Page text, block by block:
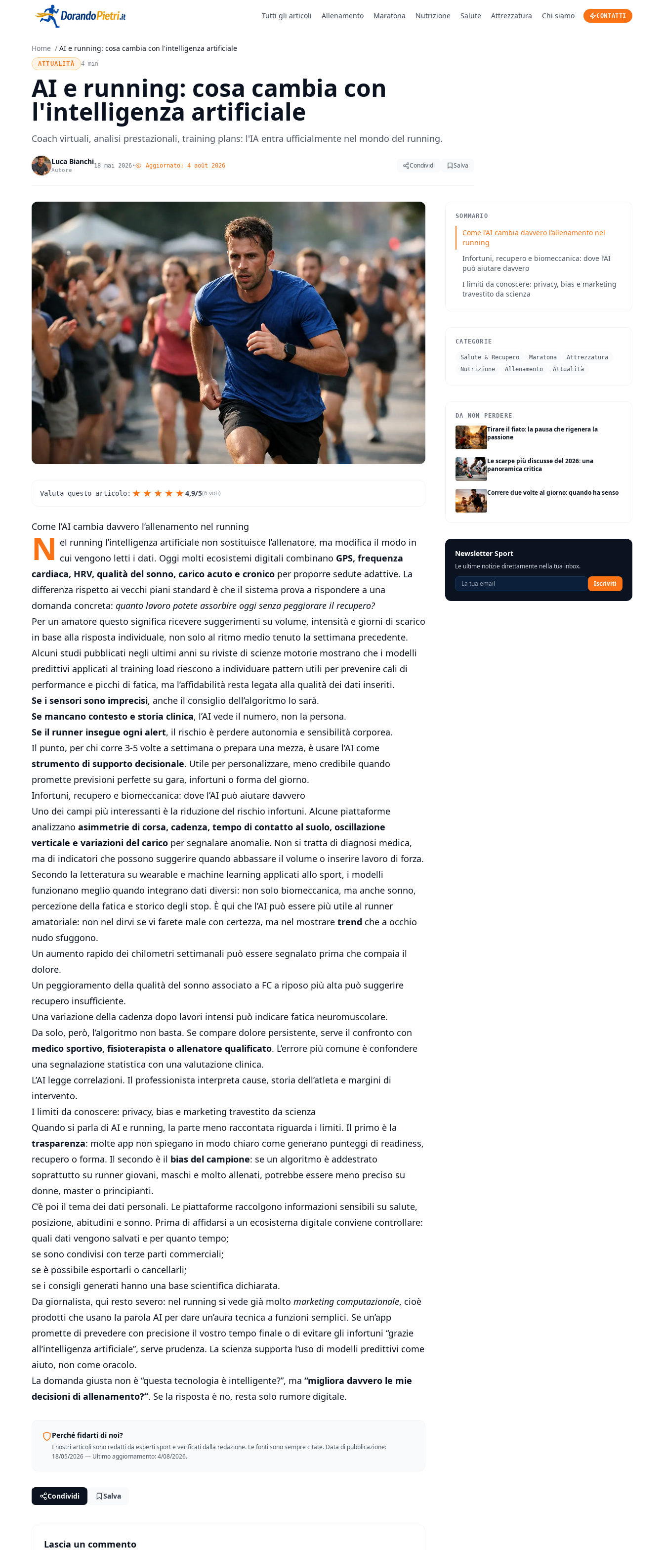
Tutti gli articoli Allenamento Maratona Nutrizione Salute Attrezzatura Chi siamo CONTATTI
Home / AI e running: cosa cambia con l'intelligenza artificiale
ATTUALITÀ 4 min
AI e running: cosa cambia con
l'intelligenza artificiale
Coach virtuali, analisi prestazionali, training plans: l'IA entra ufficialmente nel mondo del running.
Luca Bianchi
Autore
18 mai 2026• Aggiornato: 4 août 2026 Condividi Salva
Valuta questo articolo: ★ ★ ★ ★ ★4,9/5(6 voti)
Come l’AI cambia davvero l’allenamento nel running
N el running l’intelligenza artificiale non sostituisce l’allenatore, ma modifica il modo in
cui vengono letti i dati. Oggi molti ecosistemi digitali combinano GPS, frequenza
cardiaca, HRV, qualità del sonno, carico acuto e cronico per proporre sedute adattive. La
differenza rispetto ai vecchi piani standard è che il sistema prova a rispondere a una
domanda concreta: quanto lavoro potete assorbire oggi senza peggiorare il recupero?
Per un amatore questo significa ricevere suggerimenti su volume, intensità e giorni di scarico
in base alla risposta individuale, non solo al ritmo medio tenuto la settimana precedente.
Alcuni studi pubblicati negli ultimi anni su riviste di scienze motorie mostrano che i modelli
predittivi applicati al training load riescono a individuare pattern utili per prevenire cali di
performance e picchi di fatica, ma l’affidabilità resta legata alla qualità dei dati inseriti.
Se i sensori sono imprecisi, anche il consiglio dell’algoritmo lo sarà.
Se mancano contesto e storia clinica, l’AI vede il numero, non la persona.
Se il runner insegue ogni alert, il rischio è perdere autonomia e sensibilità corporea.
Il punto, per chi corre 3-5 volte a settimana o prepara una mezza, è usare l’AI come
strumento di supporto decisionale. Utile per personalizzare, meno credibile quando
promette previsioni perfette su gara, infortuni o forma del giorno.
Infortuni, recupero e biomeccanica: dove l’AI può aiutare davvero
Uno dei campi più interessanti è la riduzione del rischio infortuni. Alcune piattaforme
analizzano asimmetrie di corsa, cadenza, tempo di contatto al suolo, oscillazione
verticale e variazioni del carico per segnalare anomalie. Non si tratta di diagnosi medica,
ma di indicatori che possono suggerire quando abbassare il volume o inserire lavoro di forza.
Secondo la letteratura su wearable e machine learning applicati allo sport, i modelli
funzionano meglio quando integrano dati diversi: non solo biomeccanica, ma anche sonno,
percezione della fatica e storico degli stop. È qui che l’AI può essere più utile al runner
amatoriale: non nel dirvi se vi farete male con certezza, ma nel mostrare trend che a occhio
nudo sfuggono.
Un aumento rapido dei chilometri settimanali può essere segnalato prima che compaia il
dolore.
Un peggioramento della qualità del sonno associato a FC a riposo più alta può suggerire
recupero insufficiente.
Una variazione della cadenza dopo lavori intensi può indicare fatica neuromuscolare.
Da solo, però, l’algoritmo non basta. Se compare dolore persistente, serve il confronto con
medico sportivo, fisioterapista o allenatore qualificato. L’errore più comune è confondere
una segnalazione statistica con una valutazione clinica.
L’AI legge correlazioni. Il professionista interpreta cause, storia dell’atleta e margini di
intervento.
I limiti da conoscere: privacy, bias e marketing travestito da scienza
Quando si parla di AI e running, la parte meno raccontata riguarda i limiti. Il primo è la
trasparenza: molte app non spiegano in modo chiaro come generano punteggi di readiness,
recupero o forma. Il secondo è il bias del campione: se un algoritmo è addestrato
soprattutto su runner giovani, maschi e molto allenati, potrebbe essere meno preciso su
donne, master o principianti.
C’è poi il tema dei dati personali. Le piattaforme raccolgono informazioni sensibili su salute,
posizione, abitudini e sonno. Prima di affidarsi a un ecosistema digitale conviene controllare:
quali dati vengono salvati e per quanto tempo;
se sono condivisi con terze parti commerciali;
se è possibile esportarli o cancellarli;
se i consigli generati hanno una base scientifica dichiarata.
Da giornalista, qui resto severo: nel running si vede già molto marketing computazionale, cioè
prodotti che usano la parola AI per dare un’aura tecnica a funzioni semplici. Se un’app
promette di prevedere con precisione il vostro tempo finale o di evitare gli infortuni “grazie
all’intelligenza artificiale”, serve prudenza. La scienza supporta l’uso di modelli predittivi come
aiuto, non come oracolo.
La domanda giusta non è “questa tecnologia è intelligente?”, ma “migliora davvero le mie
decisioni di allenamento?”. Se la risposta è no, resta solo rumore digitale.
Perché fidarti di noi?
I nostri articoli sono redatti da esperti sport e verificati dalla redazione. Le fonti sono sempre citate. Data di pubblicazione:
18/05/2026 — Ultimo aggiornamento: 4/08/2026.
Condividi Salva
Lascia un commento
SOMMARIO
Come l’AI cambia davvero l’allenamento nel
running
Infortuni, recupero e biomeccanica: dove l’AI
può aiutare davvero
I limiti da conoscere: privacy, bias e marketing
travestito da scienza
CATEGORIE
Salute & Recupero Maratona
Attrezzatura
Nutrizione
Allenamento Attualità
DA NON PERDERE
Tirare il fiato: la pausa che rigenera la
passione
Le scarpe più discusse del 2026: una
panoramica critica
Correre due volte al giorno: quando ha senso
Newsletter Sport
Le ultime notizie direttamente nella tua inbox.
Iscriviti